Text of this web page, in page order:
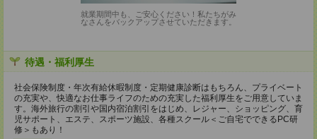
就業期間中も、ご安心ください！私たちがみ
なさんをバックアップさせていただきます。
待遇・福利厚生
社会保険制度・年次有給休暇制度・定期健康診断はもちろん、プライベート
の充実や、快適なお仕事ライフのための充実した福利厚生をご用意していま
す。海外旅行の割引や国内宿泊割引をはじめ、レジャー、ショッピング、育
児サポート、エステ、スポーツ施設、各種スクール＜ご自宅でできるPC研
修＞もあり！